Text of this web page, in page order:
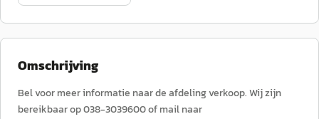
Omschrijving
Bel voor meer informatie naar de afdeling verkoop. Wij zijn
bereikbaar op 038-3039600 of mail naar